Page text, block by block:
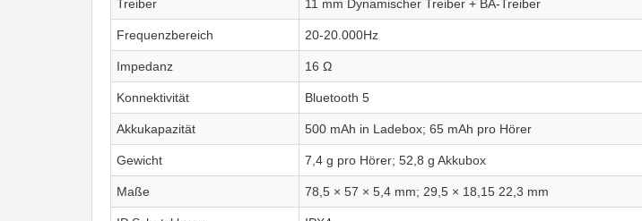
Treiber 11 mm Dynamischer Treiber + BA-Treiber
Frequenzbereich 20-20.000Hz
Impedanz 16 Ω
Konnektivität Bluetooth 5
Akkukapazität 500 mAh in Ladebox; 65 mAh pro Hörer
Gewicht 7,4 g pro Hörer; 52,8 g Akkubox
Maße 78,5 × 57 × 5,4 mm; 29,5 × 18,15 22,3 mm